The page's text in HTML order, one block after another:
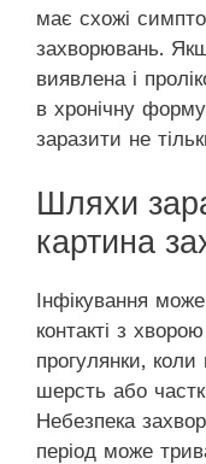
має схожі
захворювань.
виявлена і
в хронічну
заразити не
Шляхи
картина
Інфікування
контакті з
прогулянки,
шерсть або
Небезпека
період може